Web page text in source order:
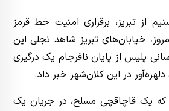
از تبریز، برقراری امنیت خط قرمز
خیابان‌های تبریز شاهد تجلی این
پلیس از پایان نافرجام یک درگیری
در این کلان‌شهر خبر داد.
که یک قاچاقچی مسلح، در جریان یک